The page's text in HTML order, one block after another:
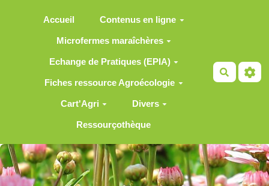
Accueil Contenus en ligne
Microfermes maraîchères
Echange de Pratiques (EPIA)
Fiches ressource Agroécologie
Cart'Agri Divers
Ressourçothèque